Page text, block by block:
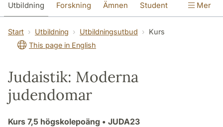
Utbildning Forskning Ämnen Student
Institutionen
Mer
Start Utbildning Utbildningsutbud
Kurs
This page in English
Judaistik: Moderna
judendomar
Kurs 7,5 högskolepoäng • JUDA23